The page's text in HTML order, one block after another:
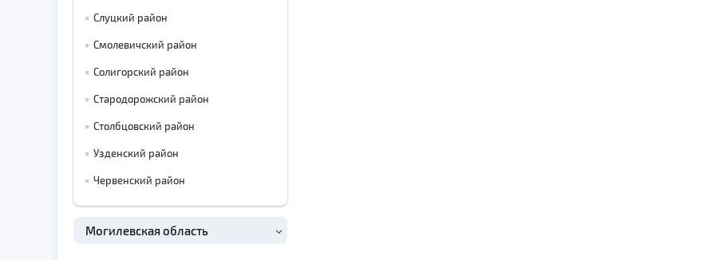
Слуцкий район
Смолевичский район
Солигорский район
Стародорожский район
Столбцовский район
Узденский район
Червенский район
Могилевская область